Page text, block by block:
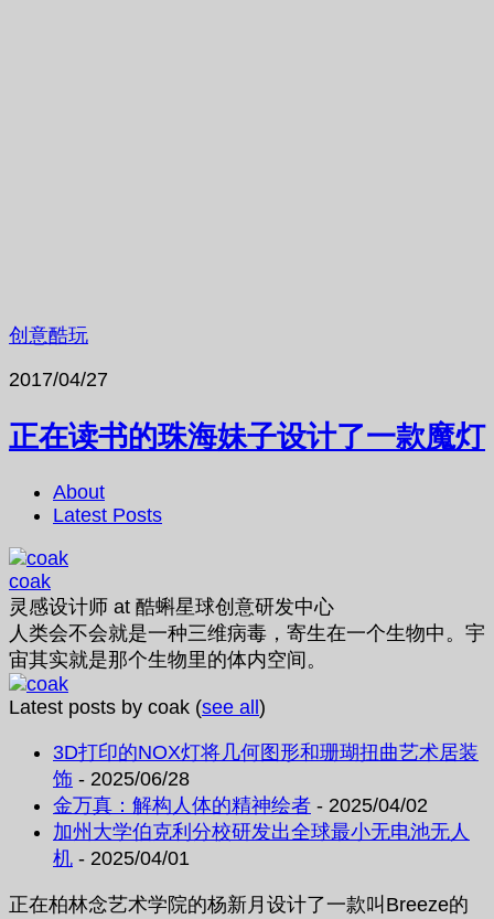
创意酷玩
2017/04/27
正在读书的珠海妹子设计了一款魔灯
About
Latest Posts
coak
灵感设计师 at 酷蝌星球创意研发中心
人类会不会就是一种三维病毒，寄生在一个生物中。宇
宙其实就是那个生物里的体内空间。
Latest posts by coak (see all )
3D打印的NOX灯将几何图形和珊瑚扭曲艺术居装
饰 - 2025/06/28
金万真：解构人体的精神绘者 - 2025/04/02
加州大学伯克利分校研发出全球最小无电池无人
机 - 2025/04/01
正在柏林念艺术学院的杨新月设计了一款叫Breeze的